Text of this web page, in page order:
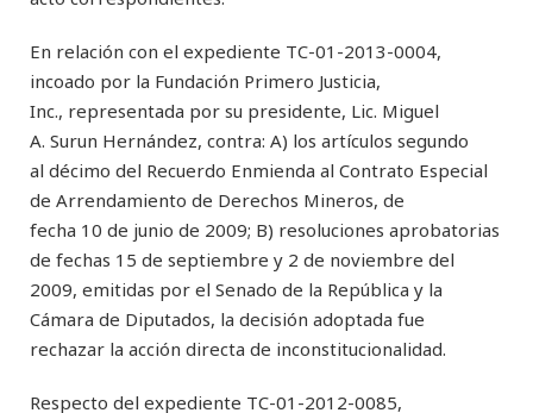
En relación con el expediente TC-01-2013-0004,
incoado por la Fundación Primero Justicia,
Inc., representada por su presidente, Lic. Miguel
A. Surun Hernández, contra: A) los artículos segundo
al décimo del Recuerdo Enmienda al Contrato Especial
de Arrendamiento de Derechos Mineros, de
fecha 10 de junio de 2009; B) resoluciones aprobatorias
de fechas 15 de septiembre y 2 de noviembre del
2009, emitidas por el Senado de la República y la
Cámara de Diputados, la decisión adoptada fue
rechazar la acción directa de inconstitucionalidad.
Respecto del expediente TC-01-2012-0085,